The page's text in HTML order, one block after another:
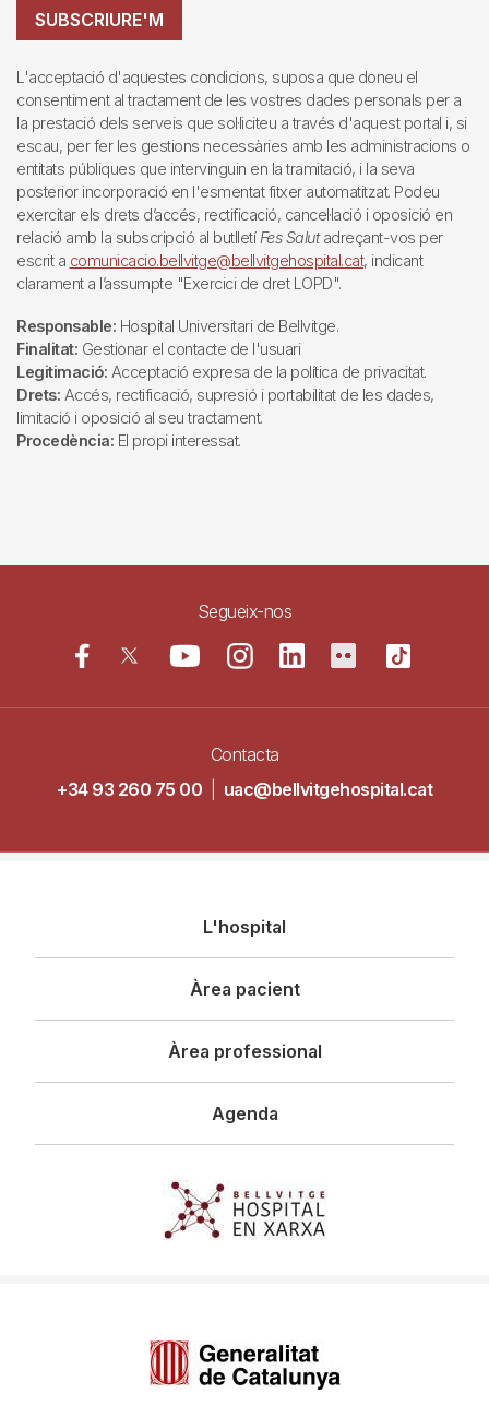
SUBSCRIURE'M
L'acceptació d'aquestes condicions, suposa que doneu el
consentiment al tractament de les vostres dades personals per a
la prestació dels serveis que sol·liciteu a través d'aquest portal i, si
escau, per fer les gestions necessàries amb les administracions o
entitats públiques que intervinguin en la tramitació, i la seva
posterior incorporació en l'esmentat fitxer automatitzat. Podeu
exercitar els drets d’accés, rectificació, cancel·lació i oposició en
relació amb la subscripció al butlletí Fes Salutadreçant-vos per
escrit a comunicacio.bellvitge@bellvitgehospital.cat, indicant
clarament a l’assumpte "Exercici de dret LOPD".
Responsable: Hospital Universitari de Bellvitge.
Finalitat: Gestionar el contacte de l'usuari
Legitimació: Acceptació expresa de la política de privacitat.
Drets: Accés, rectificació, supresió i portabilitat de les dades,
limitació i oposició al seu tractament.
Procedència: El propi interessat.
Segueix-nos
Contacta
+34 93 260 75 00
uac@bellvitgehospital.cat
principal
L'hospital
Àrea pacient
Àrea professional
Agenda